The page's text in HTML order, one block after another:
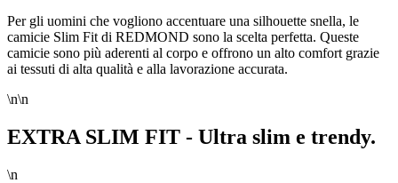
Per gli uomini che vogliono accentuare una silhouette snella, le
camicie Slim Fit di REDMOND sono la scelta perfetta. Queste
camicie sono più aderenti al corpo e offrono un alto comfort grazie
ai tessuti di alta qualità e alla lavorazione accurata.
\n\n
EXTRA SLIM FIT - Ultra slim e trendy.
\n